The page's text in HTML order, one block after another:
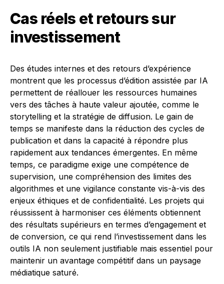
Cas réels et retours sur
investissement
Des études internes et des retours d’expérience
montrent que les processus d’édition assistée par IA
permettent de réallouer les ressources humaines
vers des tâches à haute valeur ajoutée, comme le
storytelling et la stratégie de diffusion. Le gain de
temps se manifeste dans la réduction des cycles de
publication et dans la capacité à répondre plus
rapidement aux tendances émergentes. En même
temps, ce paradigme exige une compétence de
supervision, une compréhension des limites des
algorithmes et une vigilance constante vis-à-vis des
enjeux éthiques et de confidentialité. Les projets qui
réussissent à harmoniser ces éléments obtiennent
des résultats supérieurs en termes d’engagement et
de conversion, ce qui rend l’investissement dans les
outils IA non seulement justifiable mais essentiel pour
maintenir un avantage compétitif dans un paysage
médiatique saturé.